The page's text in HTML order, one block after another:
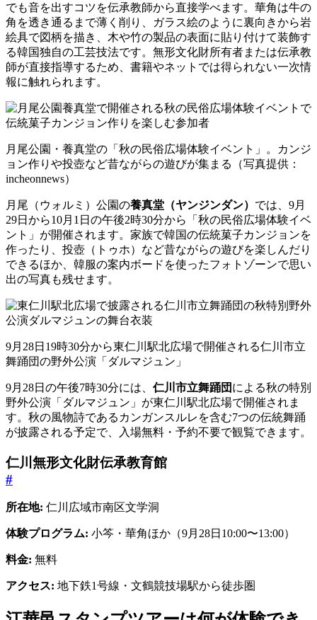
でも音を出すコツを伝承教師から直接学べます。華角は牛の
角を透き通るまで薄く削り、ガラス絵のように裏向きから岩
絵具で図柄を描き、木や竹の製品の表面に貼り付けて装飾す
る韓国独自の工芸技法です。無形文化財所有者または伝承教
師が直接指導するため、書籍やネットでは得られない一次情
報に触れられます。
月尾公園・養真堂の「秋の民俗広場体験イベント」。カンジ
ョン作りや投壺など昔ながらの遊びが集まる（写真提供：
incheonnews）
月尾（ウォルミ）公園の養真堂（ヤンジンダン） では、9月
29日から10月1日の午後2時30分から「秋の民俗広場体験イベ
ント」が開催されます。家族で韓国の伝統菓子カンジョンを
作ったり、投壺（トゥホ）など昔ながらの遊びを楽しんだり
できるほか、韓服の案内ボードを使ったフォトゾーンで思い
出の写真も残せます。
9月28日19時30分から東仁川駅北広場で開催される仁川市立
舞踊団の野外公演「ダルマジュン」
9月28日の午後7時30分には、 仁川市立舞踊団 による秋の特別
野外公演「ダルマジュン」が東仁川駅北広場で開催されま
す。秋の風物詩であるカンガンスルレを含む7つの伝統舞踊
が披露される予定で、入場無料・予約不要で観覧できます。
仁川無形文化財伝承教育館
#
所在地: 仁川広域市南区文学洞
体験プログラム: 小笒・華角ほか（9月28日10:00〜13:00）
料金: 無料
アクセス: 地下鉄1号線・文鶴競技場駅から徒歩圏